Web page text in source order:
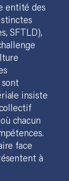
entité des
SFTLD),
insiste
chacun
face
à